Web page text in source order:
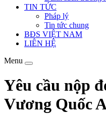
TIN TỨC
Pháp lý
Tin tức chung
BĐS VIỆT NAM
LIÊN HỆ
Menu
Yêu cầu nộp
Vương Quốc